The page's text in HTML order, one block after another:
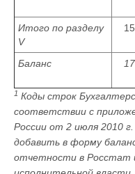
Итого по разделу
V
Баланс
1 Коды строк
соответствии с
России от 2 июля 2010
добавить в форму
отчетности в Росстат